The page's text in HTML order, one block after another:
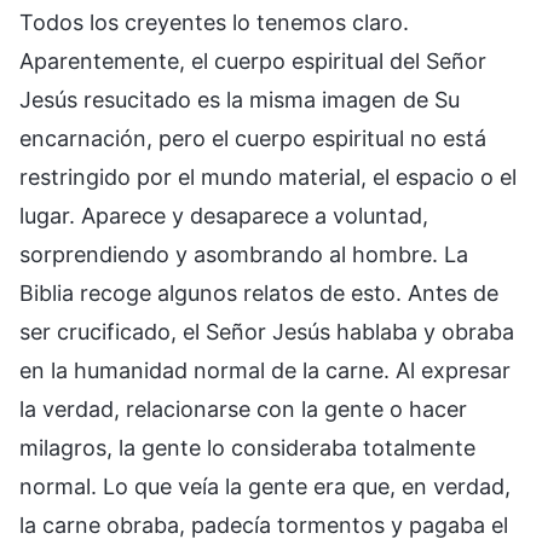
Todos los creyentes lo tenemos claro.
Aparentemente, el cuerpo espiritual del Señor
Jesús resucitado es la misma imagen de Su
encarnación, pero el cuerpo espiritual no está
restringido por el mundo material, el espacio o el
lugar. Aparece y desaparece a voluntad,
sorprendiendo y asombrando al hombre. La
Biblia recoge algunos relatos de esto. Antes de
ser crucificado, el Señor Jesús hablaba y obraba
en la humanidad normal de la carne. Al expresar
la verdad, relacionarse con la gente o hacer
milagros, la gente lo consideraba totalmente
normal. Lo que veía la gente era que, en verdad,
la carne obraba, padecía tormentos y pagaba el